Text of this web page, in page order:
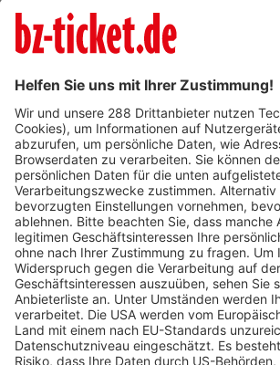
ab 18,00 €
AUG
So, 09:00
St. Pauler Waldgeschichten - Vivaldi der
zum Mars
ab 18,00 €
AUG
9
09:00
OBERHAUSEN OBEX | Oberhausen
POLAR EXPERIENCE - Die